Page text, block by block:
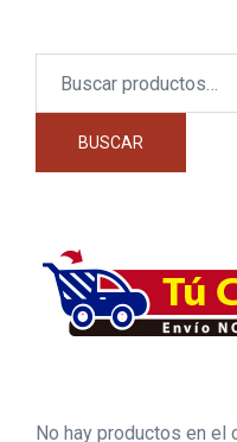
BUSCAR
No hay productos en el